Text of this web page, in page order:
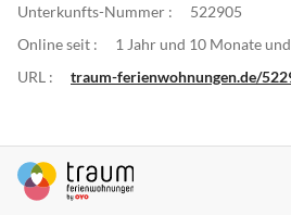
Unterkunfts-Nummer :
522905
Online seit :
1 Jahr und 10 Monate und
URL :
traum-ferienwohnungen.de/